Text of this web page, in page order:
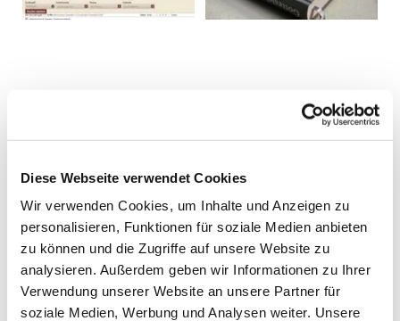
Diese Webseite verwendet Cookies
Wir verwenden Cookies, um Inhalte und Anzeigen zu
personalisieren, Funktionen für soziale Medien anbieten
zu können und die Zugriffe auf unsere Website zu
analysieren. Außerdem geben wir Informationen zu Ihrer
Verwendung unserer Website an unsere Partner für
soziale Medien, Werbung und Analysen weiter. Unsere